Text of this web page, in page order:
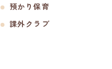
預かり保育
課外クラブ